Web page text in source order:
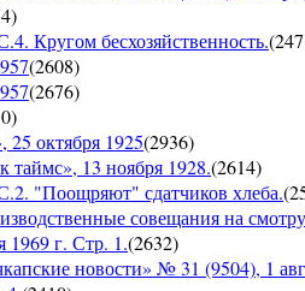
)
Кругом бесхозяйственность.(
(2608)
(2676)
)
октября 1925(2936)
13 ноября 1928.(2614)
"Поощряют" сдатчиков хлеба.(
совещания на
1969 г. Стр. 1.(2632)
новости» № 31 (9504), 1